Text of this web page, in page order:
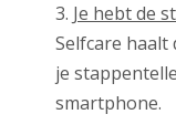
3. Je hebt de
Selfcare
je
smartphone.